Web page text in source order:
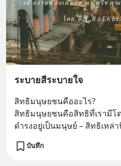
ระบายสีระบายใจ
สิทธิมนุษยชนคืออะไร?
สิทธิมนุษยชนคือสิทธิที่เรามีโด
ดำรงอยู่เป็นมนุษย์ – สิทธิเหล่
บันทึก